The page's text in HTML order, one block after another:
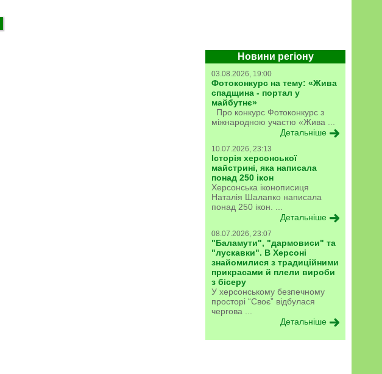
Новини регіону
03.08.2026, 19:00
Фотоконкурс на тему: «Жива
спадщина - портал у
майбутнє»
Про конкурс Фотоконкурс з
міжнародною участю «Жива ...
Детальніше
10.07.2026, 23:13
Історія херсонської
майстрині, яка написала
понад 250 ікон
Херсонська іконописиця
Наталія Шалапко написала
понад 250 ікон. ...
Детальніше
08.07.2026, 23:07
"Баламути", "дармовиси" та
"лускавки". В Херсоні
знайомилися з традиційними
прикрасами й плели вироби
з бісеру
У херсонському безпечному
просторі “Своє” відбулася
чергова ...
Детальніше